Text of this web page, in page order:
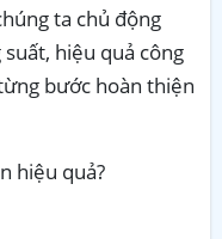
ta chủ động
hiệu quả công
bước hoàn thiện
hiệu quả?